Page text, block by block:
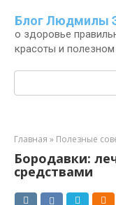
контенту
Блог Людмилы
о здоровье
красоты и
Главная » Полезные
Бородавки:
средствами